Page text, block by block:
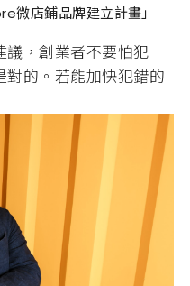
微店鋪品牌建立計畫」
議，創業者不要怕犯
的。若能加快犯錯的